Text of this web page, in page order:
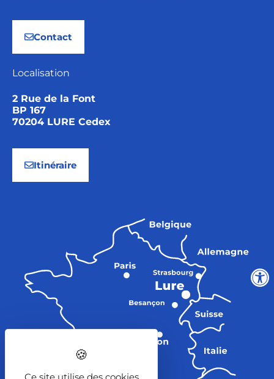
Contact
Localisation
2 Rue de la Font
BP 167
70204 LURE Cedex
Itinéraire